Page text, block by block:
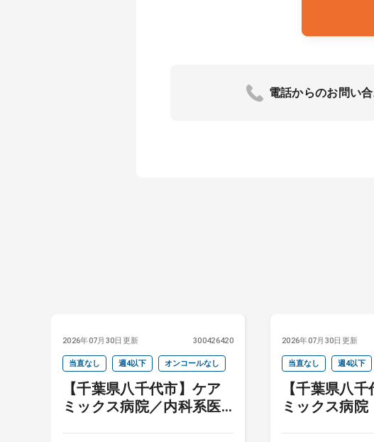
電話からのお問い
2026年07月30日更新 300426420
当直なし 週4以下 オンコールなし
【千葉県八千代市】ケア
ミックス病院／内科系医
2026年07月30日更新
当直なし 週4以下
【千葉県八
ミックス病院